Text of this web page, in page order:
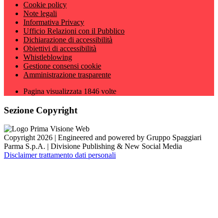
Cookie policy
Note legali
Informativa Privacy
Ufficio Relazioni con il Pubblico
Dichiarazione di accessibilità
Obiettivi di accessibilità
Whistleblowing
Gestione consensi cookie
Amministrazione trasparente
Pagina visualizzata 1846 volte
Sezione Copyright
Copyright 2026 | Engineered and powered by Gruppo Spaggiari
Parma S.p.A. | Divisione Publishing & New Social Media
Disclaimer trattamento dati personali